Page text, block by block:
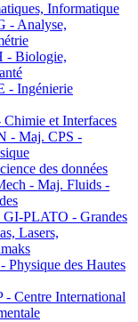
Informatique
- Analyse,
- Biologie,
- Ingénierie
et Interfaces
- Maj. CPS -
des données
- Maj. Fluids -
PLATO - Grandes
Lasers,
des Hautes
Centre International